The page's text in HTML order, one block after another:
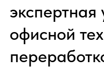
экспертная
офисной